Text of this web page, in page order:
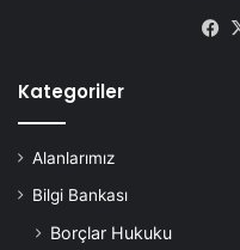
Kategoriler
Alanlarımız
Bilgi Bankası
Borçlar Hukuku